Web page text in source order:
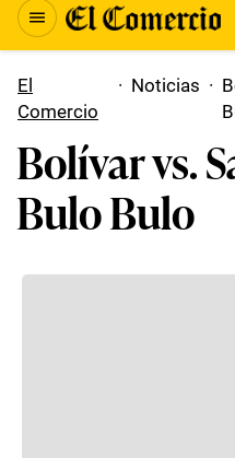
El
Comercio
· Noticias ·
Bolívar vs.
Bulo Bulo